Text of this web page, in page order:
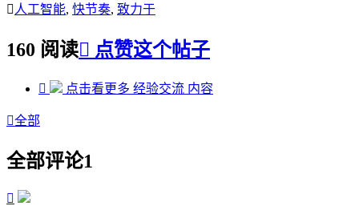
人工智能, 快节奏, 致力于
160 阅读 点赞这个帖子
 点击看更多 经验交流 内容
全部
全部评论1
